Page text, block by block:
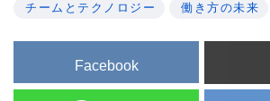
チームとテクノロジー 働き方の未来
Facebook